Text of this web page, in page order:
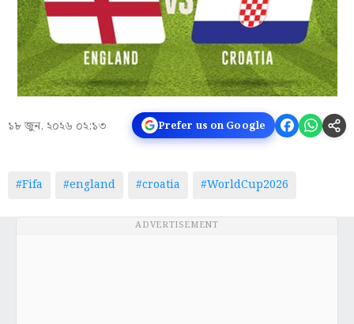
১৮ জুন, ২০২৬ ০২:১৩ Prefer us on Google
#Fifa #england #croatia #WorldCup2026
ADVERTISEMENT